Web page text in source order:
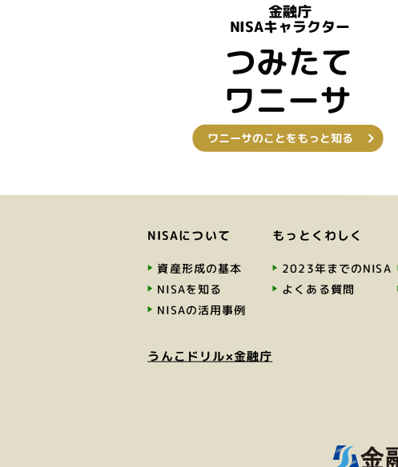
金融庁
NISAキャラクター
つみたて
ワニーサ
ワニーサのことをもっと知る
NISAについて
資産形成の基本
NISAを知る
NISAの活用事例
もっとくわしく
2023年までのNISA
よくある質問
うんこドリル×金融庁